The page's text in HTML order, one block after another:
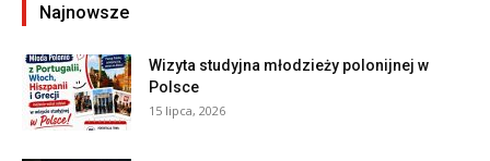
Najnowsze
Wizyta studyjna młodzieży polonijnej w
Polsce
15 lipca, 2026